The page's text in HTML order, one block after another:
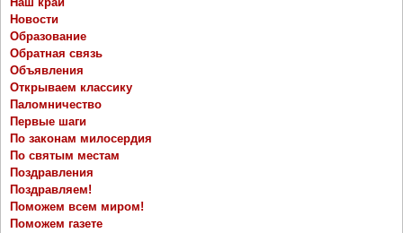
Новости
Образование
Обратная связь
Объявления
Открываем классику
Паломничество
Первые шаги
По законам милосердия
По святым местам
Поздравления
Поздравляем!
Поможем всем миром!
Поможем газете